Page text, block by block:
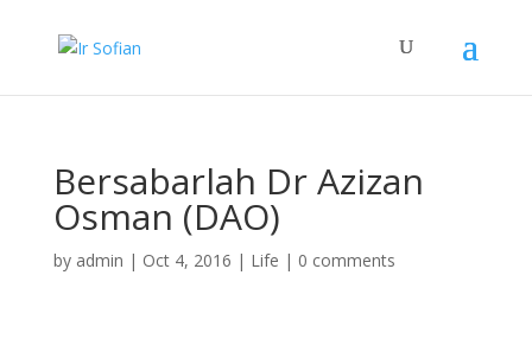
Bersabarlah Dr Azizan
Osman (DAO)
by admin | Oct 4, 2016 | Life | 0 comments